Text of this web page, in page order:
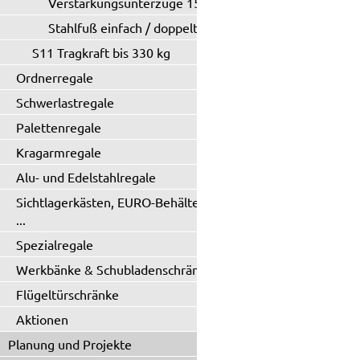
Stahlfuß einfach / doppelt
S11 Tragkraft bis 330 kg
Ordnerregale
Schwerlastregale
Palettenregale
Kragarmregale
Alu- und Edelstahlregale
Sichtlagerkästen, EURO-Behälter
...
Spezialregale
Werkbänke & Schubladenschränke
Flügeltürschränke
Aktionen
Planung und Projekte